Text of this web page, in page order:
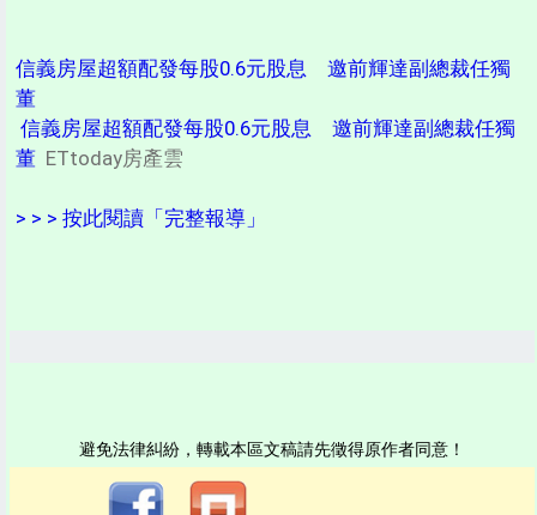
信義房屋超額配發每股0.6元股息 邀前輝達副總裁任獨
董
信義房屋超額配發每股0.6元股息 邀前輝達副總裁任獨
董 ETtoday房產雲
> > > 按此閱讀「完整報導」
避免法律糾紛，轉載本區文稿請先徵得原作者同意！